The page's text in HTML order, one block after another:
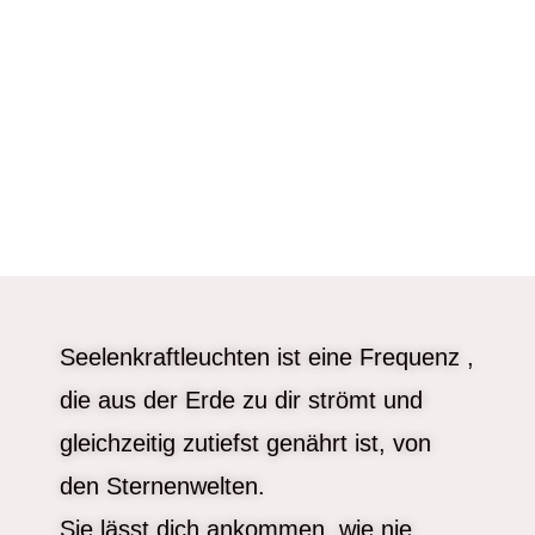
Seelenkraftleuchten ist eine Frequenz ,
die aus der Erde zu dir strömt und
gleichzeitig zutiefst genährt ist, von
den Sternenwelten.
Sie lässt dich ankommen, wie nie